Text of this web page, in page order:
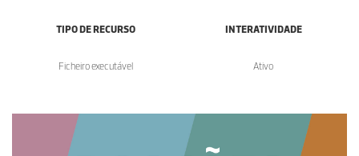
TIPO DE RECURSO
Ficheiro executável
INTERATIVIDADE
Ativo